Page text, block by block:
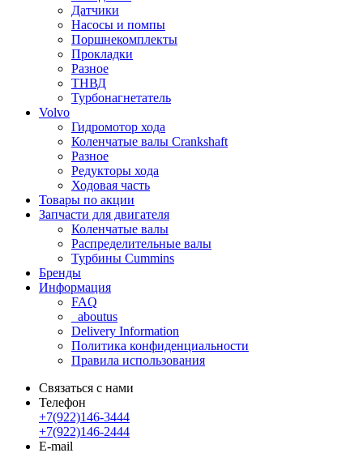
Датчики
Насосы и помпы
Поршнекомплекты
Прокладки
Разное
ТНВД
Турбонагнетатель
Volvo
Гидромотор хода
Коленчатые валы Crankshaft
Разное
Редукторы хода
Ходовая часть
Товары по акции
Запчасти для двигателя
Коленчатые валы
Распределительные валы
Турбины Cummins
Бренды
Информация
FAQ
_aboutus
Delivery Information
Политика конфиденциальности
Правила использования
Связаться с нами
Телефон
+7(922)146-3444
+7(922)146-2444
E-mail